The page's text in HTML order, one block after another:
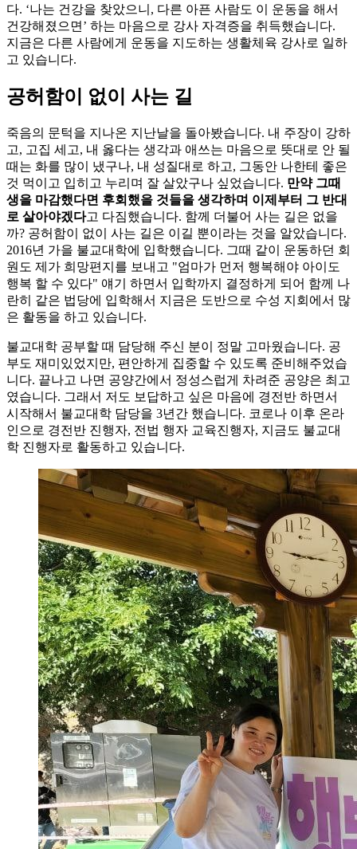
다. ‘나는 건강을 찾았으니, 다른 아픈 사람도 이 운동을 해서
건강해졌으면’ 하는 마음으로 강사 자격증을 취득했습니다.
지금은 다른 사람에게 운동을 지도하는 생활체육 강사로 일하
고 있습니다.
공허함이 없이 사는 길
죽음의 문턱을 지나온 지난날을 돌아봤습니다. 내 주장이 강하
고, 고집 세고, 내 옳다는 생각과 애쓰는 마음으로 뜻대로 안 될
때는 화를 많이 냈구나, 내 성질대로 하고, 그동안 나한테 좋은
것 먹이고 입히고 누리며 잘 살았구나 싶었습니다. 만약 그때
생을 마감했다면 후회했을 것들을 생각하며 이제부터 그 반대
로 살아야겠다고 다짐했습니다. 함께 더불어 사는 길은 없을
까? 공허함이 없이 사는 길은 이길 뿐이라는 것을 알았습니다.
2016년 가을 불교대학에 입학했습니다. 그때 같이 운동하던 회
원도 제가 희망편지를 보내고 "엄마가 먼저 행복해야 아이도
행복 할 수 있다" 얘기 하면서 입학까지 결정하게 되어 함께 나
란히 같은 법당에 입학해서 지금은 도반으로 수성 지회에서 많
은 활동을 하고 있습니다.
불교대학 공부할 때 담당해 주신 분이 정말 고마웠습니다. 공
부도 재미있었지만, 편안하게 집중할 수 있도록 준비해주었습
니다. 끝나고 나면 공양간에서 정성스럽게 차려준 공양은 최고
였습니다. 그래서 저도 보답하고 싶은 마음에 경전반 하면서
시작해서 불교대학 담당을 3년간 했습니다. 코로나 이후 온라
인으로 경전반 진행자, 전법 행자 교육진행자, 지금도 불교대
학 진행자로 활동하고 있습니다.